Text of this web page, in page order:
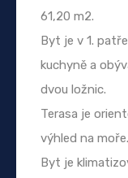
61,20 m2.
Byt je v 1.
kuchyně a
dvou ložnic.
Terasa je
výhled na moře.
Byt je